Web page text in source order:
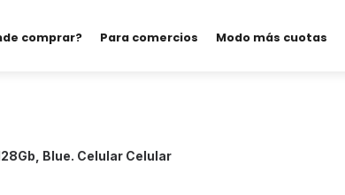
comprar? Para comercios Modo más cuotas
Blue. Celular Celular